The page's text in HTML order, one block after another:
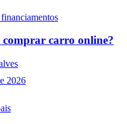
comprar carro online?
2026